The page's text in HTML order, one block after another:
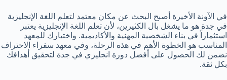
في الآونة الأخيرة أصبح البحث عن مكان معتمد لتعلم اللغة الإنجليزية
في جدة هو ما يشغل بال الكثيرين، لأن تعلم اللغة الإنجليزية يعتبر
استثماراً في بناء الشخصية المهنية والأكاديمية. واختيارك للمعهد
المناسب هو الخطوة الأهم في هذه الرحلة، وفي معهد سفراء الاحتراف
نضمن لك الحصول على أفضل دورة انجليزي في جدة لتحقيق أهدافك
بكل ثقة.